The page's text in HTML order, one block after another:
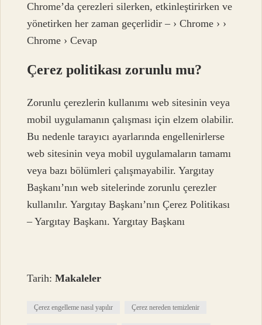
Chrome’da çerezleri silerken, etkinleştirirken ve
yönetirken her zaman geçerlidir – › Chrome › ›
Chrome › Cevap
Çerez politikası zorunlu mu?
Zorunlu çerezlerin kullanımı web sitesinin veya
mobil uygulamanın çalışması için elzem olabilir.
Bu nedenle tarayıcı ayarlarında engellenirlerse
web sitesinin veya mobil uygulamaların tamamı
veya bazı bölümleri çalışmayabilir. Yargıtay
Başkanı’nın web sitelerinde zorunlu çerezler
kullanılır. Yargıtay Başkanı’nın Çerez Politikası
– Yargıtay Başkanı. Yargıtay Başkanı
Tarih:Makaleler
Çerez engelleme nasıl yapılır Çerez nereden temizlenir